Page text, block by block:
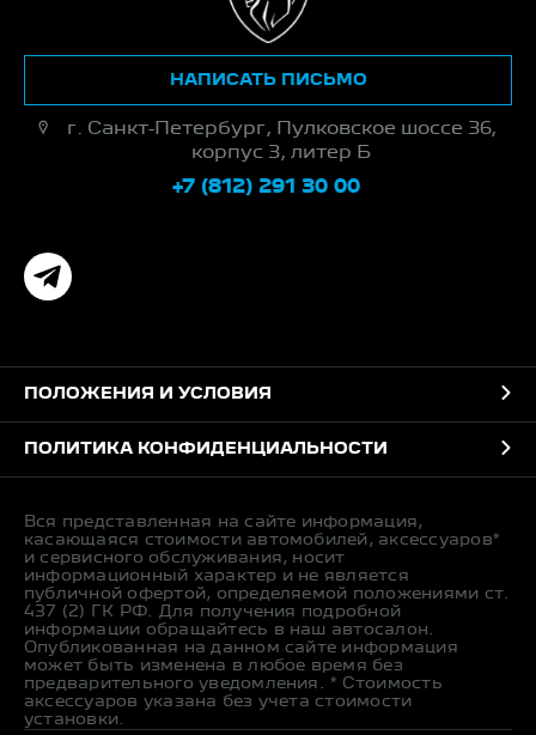
г. Санкт-Петербург, Пулковское шоссе 36,
корпус 3, литер Б
+7 (812) 291 30 00
НАПИСАТЬ ПИСЬМО
ПОЛОЖЕНИЯ И УСЛОВИЯ
ПОЛИТИКА КОНФИДЕНЦИАЛЬНОСТИ
Вся представленная на сайте информация,
касающаяся стоимости автомобилей, аксессуаров*
и сервисного обслуживания, носит
информационный характер и не является
публичной офертой, определяемой положениями ст.
437 (2) ГК РФ. Для получения подробной
информации обращайтесь в наш автосалон.
Опубликованная на данном сайте информация
может быть изменена в любое время без
предварительного уведомления. * Стоимость
аксессуаров указана без учета стоимости
установки.